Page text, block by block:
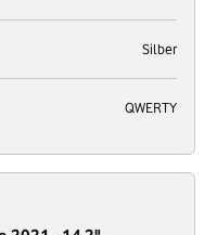
Silber
QWERTY